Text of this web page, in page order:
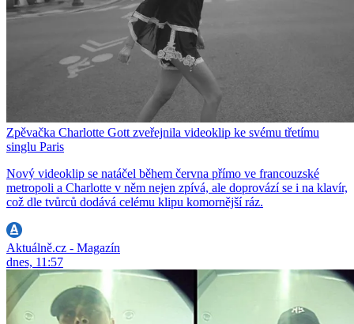
Zpěvačka Charlotte Gott zveřejnila videoklip ke svému třetímu
singlu Paris
Nový videoklip se natáčel během června přímo ve francouzské
metropoli a Charlotte v něm nejen zpívá, ale doprovází se i na klavír,
což dle tvůrců dodává celému klipu komornější ráz.
Aktuálně.cz - Magazín
dnes, 11:57